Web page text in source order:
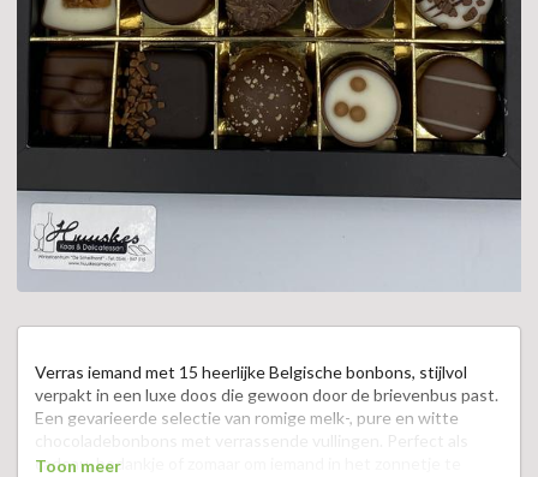
Verras iemand met 15 heerlijke Belgische bonbons, stijlvol
verpakt in een luxe doos die gewoon door de brievenbus past.
Een gevarieerde selectie van romige melk-, pure en witte
chocoladebonbons met verrassende vullingen. Perfect als
cadeau, bedankje of zomaar om iemand in het zonnetje te
Toon meer